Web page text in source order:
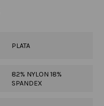
PLATA
82% NYLON 18%
SPANDEX